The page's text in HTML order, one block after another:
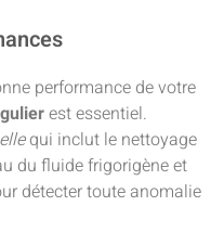
performance de votre
est essentiel.
qui inclut le nettoyage
du fluide frigorigène et
détecter toute anomalie